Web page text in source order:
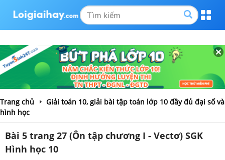
Trang chủ
Giải toán 10, giải bài tập toán lớp 10 đầy đủ đại số và
hình học
Bài 5 trang 27 (Ôn tập chương I - Vectơ) SGK
Hình học 10